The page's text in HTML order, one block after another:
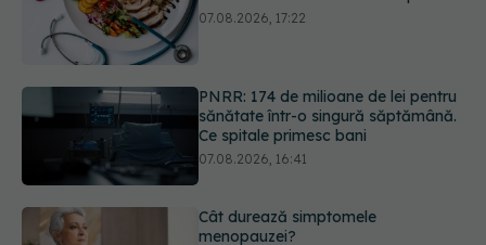
PNRR: 174 de milioane de lei pentru
Cât durează simptomele
menopauzei?